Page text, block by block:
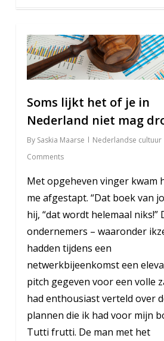
Soms lijkt het of je in
Nederland niet mag
By Saskia Maarse Nederlandse cultuur
Comments
Met opgeheven vinger kwam
me afgestapt. “Dat boek van
hij, “dat wordt helemaal niks!”
ondernemers – waaronder
hadden tijdens een
netwerkbijeenkomst een
pitch gegeven voor een volle
had enthousiast verteld over
plannen die ik had voor mijn
Tutti frutti. De man met het
4